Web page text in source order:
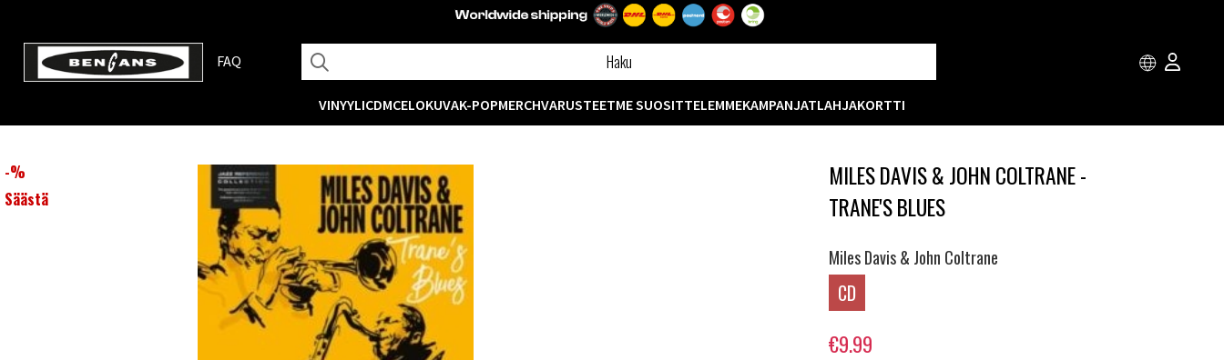
FAQ
VINYYLICDMCELOKUVAK-POPMERCHVARUSTEETME SUOSITTELEMMEKAMPANJATLAHJAKORTTI
-%
Säästä
MILES DAVIS & JOHN COLTRANE -
TRANE'S BLUES
Miles Davis & John Coltrane
CD
€9.99